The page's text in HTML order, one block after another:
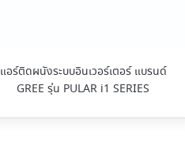
แอร์ติดผนังระบบอินเวอร์เตอร์ แบรนด์
GREE รุ่น PULAR i1 SERIES